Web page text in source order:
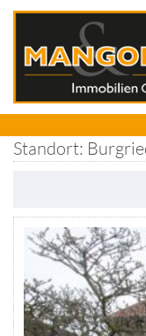
Standort: